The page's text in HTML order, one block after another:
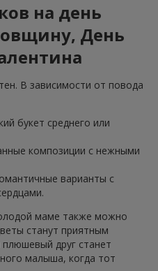
на день
День
В зависимости от повода
букет среднего или
композиции с нежными
варианты с
маме также можно
станут приятным
друг станет
малыша, когда тот